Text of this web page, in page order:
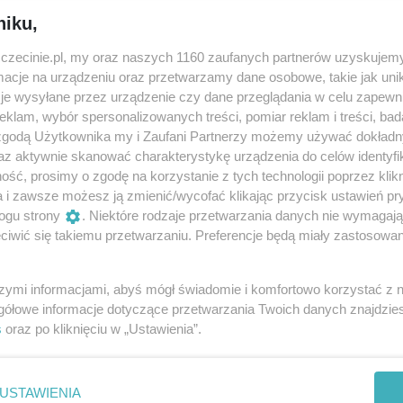
Ziemię i powiedziała jej: „Halo Ziemia!” Jesteś
czasami bywa smutna? Może tak naprawdę wcale nie
jest pewne: Ziemia potrzebuje Twojego przytulenia.
w kosmos, przeżyć nieziemską przygodę i przytulić Ziemię
ze mną w tę teatralną podróż: Kai, Tomkowi, Elizie, a
„Halo Ziemia!”.
i Stasiowi, dla których, tak jak Ziemia dla nas
Ziemi!!!
my oraz naszych 1160 zaufanych partnerów
na urządzeniu oraz przetwarzamy dane osobowe, takie jak
wysyłane przez urządzenie czy dane przeglądania w celu
wybór spersonalizowanych treści, pomiar reklam i treści,
Użytkownika my i Zaufani Partnerzy możemy używać
aktywnie skanować charakterystykę urządzenia do celów
prosimy o zgodę na korzystanie z tych technologii poprzez
i zawsze możesz ją zmienić/wycofać klikając przycisk ustawień
strony
. Niektóre rodzaje przetwarzania danych nie
się takiemu przetwarzaniu. Preferencje będą miały
informacjami, abyś mógł świadomie i komfortowo korzystać z
informacje dotyczące przetwarzania Twoich danych
oraz po kliknięciu w „Ustawienia”.
USTAWIENIA